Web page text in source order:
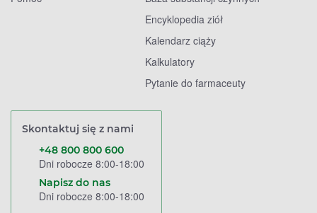
Encyklopedia ziół
Kalendarz ciąży
Kalkulatory
Pytanie do farmaceuty
Skontaktuj się z nami
+48 800 800 600
Dni robocze 8:00-18:00
Napisz do nas
Dni robocze 8:00-18:00